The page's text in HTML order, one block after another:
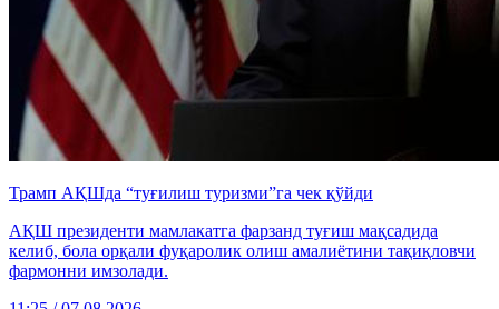
Трамп АҚШда “туғилиш туризми”га чек қўйди
АҚШ президенти мамлакатга фарзанд туғиш мақсадида
келиб, бола орқали фуқаролик олиш амалиётини тақиқловчи
фармонни имзолади.